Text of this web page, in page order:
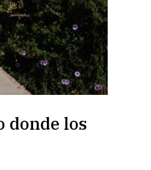
donde los